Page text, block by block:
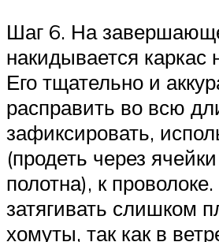
Шаг 6. На
накидывается каркас
Его тщательно и
расправить во всю
зафиксировать,
(продеть через
полотна), к
затягивать слишком
хомуты, так как в